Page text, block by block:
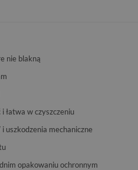
nie blakną
łatwa w czyszczeniu
uszkodzenia mechaniczne
opakowaniu ochronnym